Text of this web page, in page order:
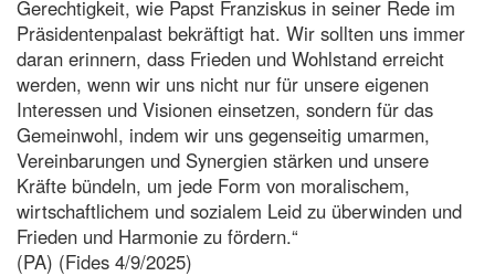
Gerechtigkeit, wie Papst Franziskus in seiner Rede im
Präsidentenpalast bekräftigt hat. Wir sollten uns immer
daran erinnern, dass Frieden und Wohlstand erreicht
werden, wenn wir uns nicht nur für unsere eigenen
Interessen und Visionen einsetzen, sondern für das
Gemeinwohl, indem wir uns gegenseitig umarmen,
Vereinbarungen und Synergien stärken und unsere
Kräfte bündeln, um jede Form von moralischem,
wirtschaftlichem und sozialem Leid zu überwinden und
Frieden und Harmonie zu fördern.“
(PA) (Fides 4/9/2025)